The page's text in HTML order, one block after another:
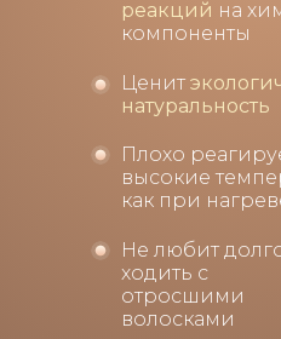
реакций на
компоненты
Ценит
натуральность
Плохо
высокие
как при
Не любит
ходить с
отросшими
волосками